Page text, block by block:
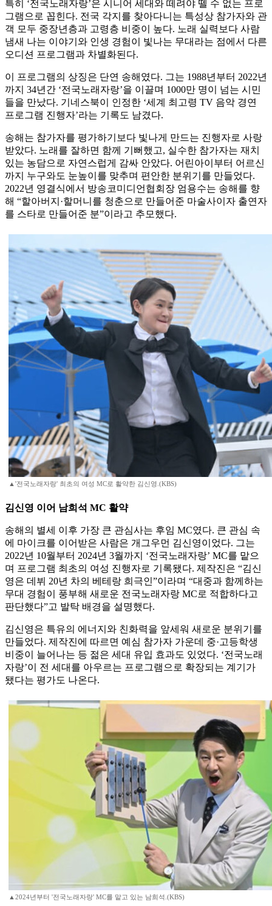
특히 ‘전국노래자랑’은 시니어 세대와 떼려야 뗄 수 없는 프로
그램으로 꼽힌다. 전국 각지를 찾아다니는 특성상 참가자와 관
객 모두 중장년층과 고령층 비중이 높다. 노래 실력보다 사람
냄새 나는 이야기와 인생 경험이 빛나는 무대라는 점에서 다른
오디션 프로그램과 차별화된다.
이 프로그램의 상징은 단연 송해였다. 그는 1988년부터 2022년
까지 34년간 ‘전국노래자랑’을 이끌며 1000만 명이 넘는 시민
들을 만났다. 기네스북이 인정한 ‘세계 최고령 TV 음악 경연
프로그램 진행자’라는 기록도 남겼다.
송해는 참가자를 평가하기보다 빛나게 만드는 진행자로 사랑
받았다. 노래를 잘하면 함께 기뻐했고, 실수한 참가자는 재치
있는 농담으로 자연스럽게 감싸 안았다. 어린아이부터 어르신
까지 누구와도 눈높이를 맞추며 편안한 분위기를 만들었다.
2022년 영결식에서 방송코미디언협회장 엄용수는 송해를 향
해 “할아버지·할머니를 청춘으로 만들어준 마술사이자 출연자
를 스타로 만들어준 분”이라고 추모했다.
▲'전국노래자랑' 최초의 여성 MC로 활약한 김신영.(KBS)
김신영 이어 남희석 MC 활약
송해의 별세 이후 가장 큰 관심사는 후임 MC였다. 큰 관심 속
에 마이크를 이어받은 사람은 개그우먼 김신영이었다. 그는
2022년 10월부터 2024년 3월까지 ‘전국노래자랑’ MC를 맡으
며 프로그램 최초의 여성 진행자로 기록됐다. 제작진은 “김신
영은 데뷔 20년 차의 베테랑 희극인”이라며 “대중과 함께하는
무대 경험이 풍부해 새로운 전국노래자랑 MC로 적합하다고
판단했다”고 발탁 배경을 설명했다.
김신영은 특유의 에너지와 친화력을 앞세워 새로운 분위기를
만들었다. 제작진에 따르면 예심 참가자 가운데 중·고등학생
비중이 늘어나는 등 젊은 세대 유입 효과도 있었다. ‘전국노래
자랑’이 전 세대를 아우르는 프로그램으로 확장되는 계기가
됐다는 평가도 나온다.
▲2024년부터 '전국노래자랑' MC를 맡고 있는 남희석.(KBS)